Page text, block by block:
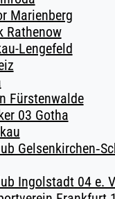
Marienberg
Rathenow
Lengefeld
Fürstenwalde
03 Gotha
Ingolstadt 04 e.